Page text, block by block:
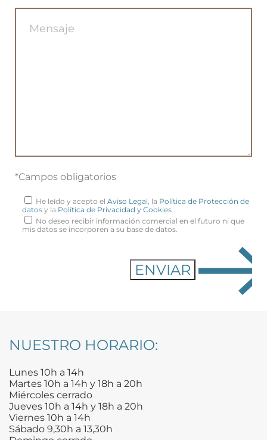
*Campos obligatorios
He leído y acepto el Aviso Legal , la Política de Protección de
datos y la Política de Privacidad y Cookies
No deseo recibir información comercial en el futuro ni que
mis datos se incorporen a su base de datos.
NUESTRO HORARIO:
Lunes 10h a 14h
Martes 10h a 14h y 18h a 20h
Miércoles cerrado
Jueves 10h a 14h y 18h a 20h
Viernes 10h a 14h
Sábado 9,30h a 13,30h